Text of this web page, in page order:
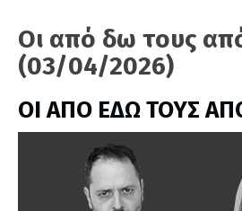
Οι από δω τους
(03/04/2026)
ΟΙ ΑΠΟ ΕΔΩ ΤΟΥΣ